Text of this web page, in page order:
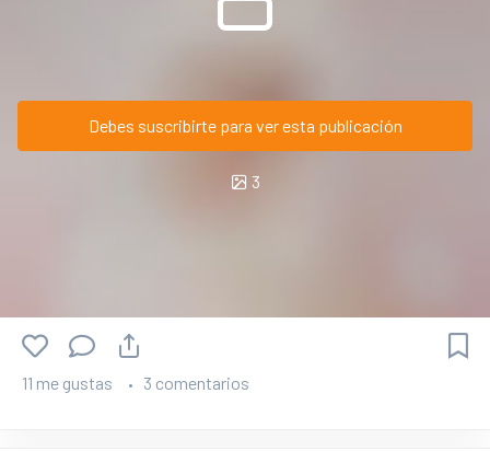
Debes suscribirte para ver esta publicación
3
11 me gustas 3 comentarios